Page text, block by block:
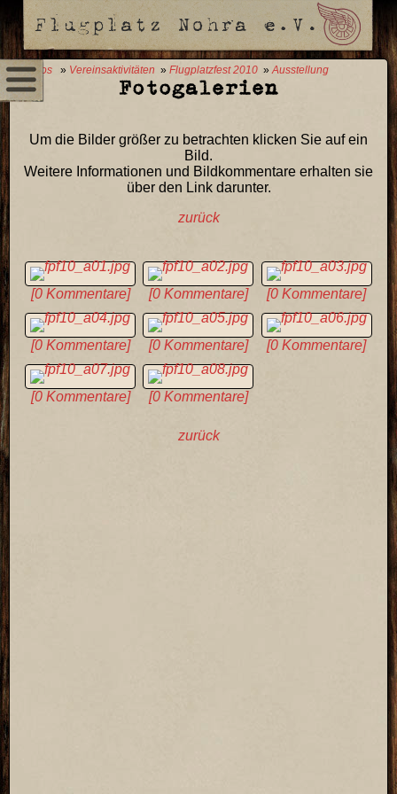
Fotogalerien
0 Fotos » Vereinsaktivitäten » Flugplatzfest 2010 »Ausstellung
Um die Bilder größer zu betrachten klicken Sie auf ein
Bild.
Weitere Informationen und Bildkommentare erhalten sie
über den Link darunter.
zurück
[0 Kommentare] [0 Kommentare] [0 Kommentare]
[0 Kommentare] [0 Kommentare] [0 Kommentare]
[0 Kommentare] [0 Kommentare]
zurück